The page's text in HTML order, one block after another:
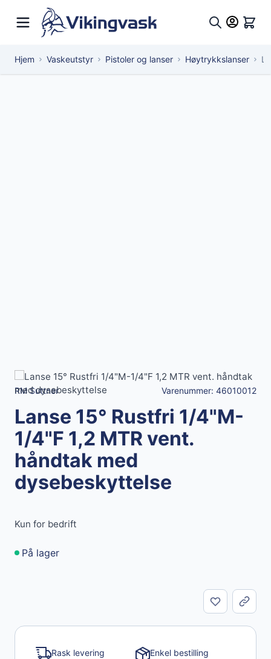
Hopp til innhold
Hjem Vaskeutstyr Pistoler og lanser Høytrykkslanser
RM Suttner Varenummer: 46010012
Lanse 15° Rustfri 1/4"M-
1/4"F 1,2 MTR vent.
håndtak med
dysebeskyttelse
Kun for bedrift
På lager
Del
Rask levering Enkel bestilling